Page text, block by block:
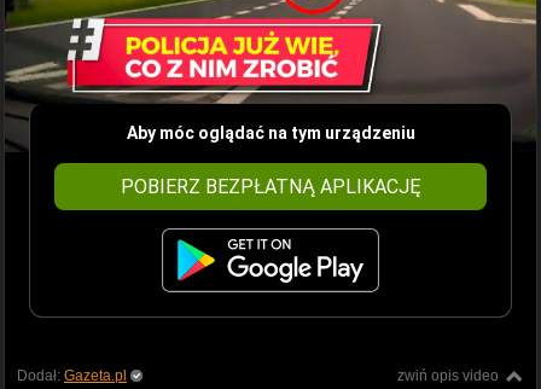
Aby móc oglądać na tym urządzeniu
POBIERZ BEZPŁATNĄ APLIKACJĘ
zwiń opis video
Dodał: Gazeta.pl